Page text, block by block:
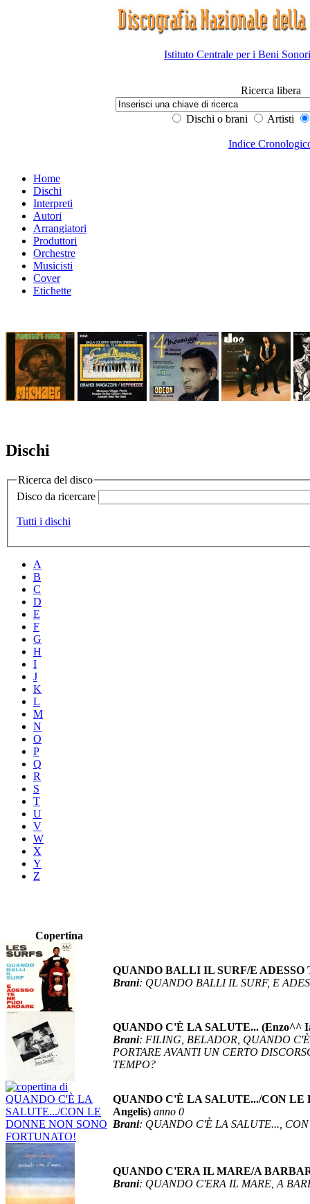
Istituto Centrale per i Beni
Ricerca libera
Dischi o brani Artisti
Indice
Home
Dischi
Interpreti
Autori
Arrangiatori
Produttori
Orchestre
Musicisti
Cover
Etichette
Dischi
Ricerca del disco
Disco da ricercare
Tutti i dischi
A
B
C
D
E
F
G
H
I
J
K
L
M
N
O
P
Q
R
S
T
U
V
W
X
Y
Z
Copertina
QUANDO BALLI IL SURF/E ADESSO
Brani: QUANDO BALLI IL SURF, E
QUANDO C'È LA SALUTE... (Enzo^^
Brani: FILING, BELADOR, QUANDO
PORTARE AVANTI UN CERTO
TEMPO?
QUANDO C'È LA SALUTE.../CON LE
Angelis) anno 0
Brani: QUANDO C'È LA SALUTE...,
QUANDO C'ERA IL MARE/A
Brani: QUANDO C'ERA IL MARE, A